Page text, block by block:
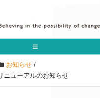
≡
お知らせ /
ニューアルのお知らせ